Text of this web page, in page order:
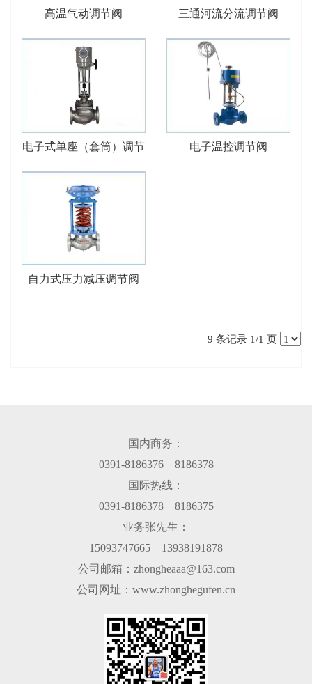
高温气动调节阀 三通河流分流调节阀
电子式单座（套筒）调节
阀
电子温控调节阀
自力式压力减压调节阀
9 条记录 1/1 页
国内商务：
0391-8186376 8186378
国际热线：
0391-8186378 8186375
业务张先生：
15093747665 13938191878
公司邮箱：zhongheaaa@163.com
公司网址：www.zhonghegufen.cn